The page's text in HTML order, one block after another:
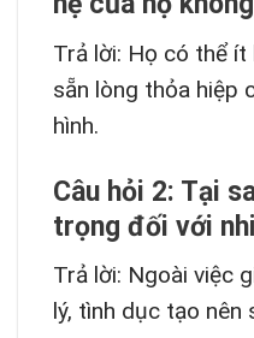
Trả lời: Họ có thể ít
sẵn lòng thỏa hiệp
hình.
Câu hỏi 2: Tại
trọng đối với
Trả lời: Ngoài việc
lý, tình dục tạo nên